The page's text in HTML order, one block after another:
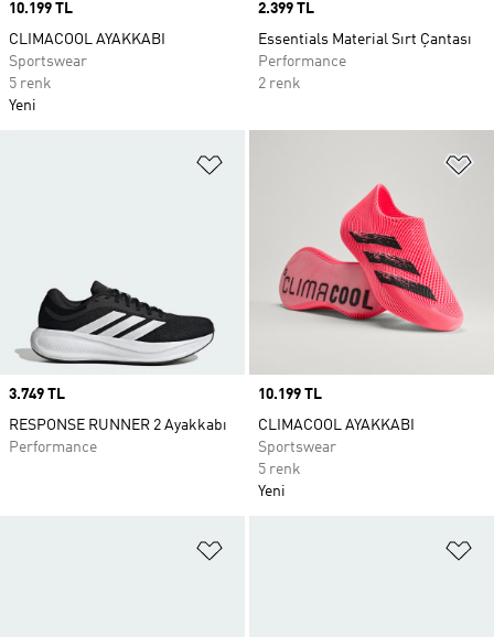
Price
10.199 TL
CLIMACOOL AYAKKABI
Sportswear
5 renk
Yeni
Price
2.399 TL
Essentials Material Sırt Çantası
Performance
2 renk
Price
3.749 TL
RESPONSE RUNNER 2 Ayakkabı
Performance
Price
10.199 TL
CLIMACOOL AYAKKABI
Sportswear
5 renk
Yeni